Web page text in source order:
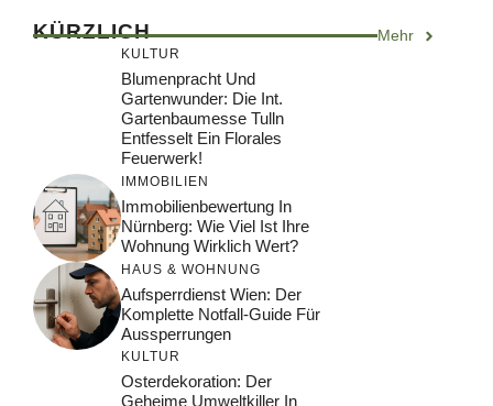
KÜRZLICH Mehr
KULTUR
Blumenpracht Und
Gartenwunder: Die Int.
Gartenbaumesse Tulln
Entfesselt Ein Florales
Feuerwerk!
IMMOBILIEN
Immobilienbewertung In
Nürnberg: Wie Viel Ist Ihre
Wohnung Wirklich Wert?
HAUS & WOHNUNG
Aufsperrdienst Wien: Der
Komplette Notfall-Guide Für
Aussperrungen
KULTUR
Osterdekoration: Der
Geheime Umweltkiller In